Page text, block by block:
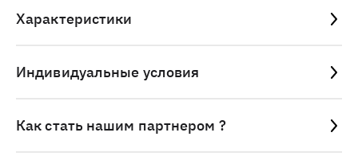
Характеристики
Индивидуальные условия
Как стать нашим партнером ?